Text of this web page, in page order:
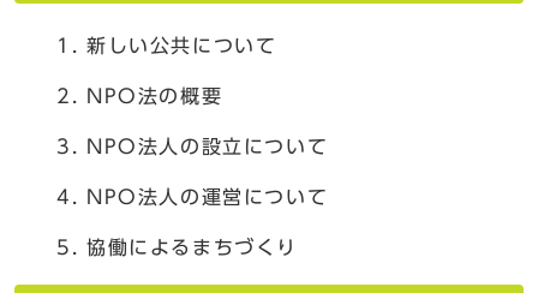
新しい公共について
NPO法の概要
NPO法人の設立について
NPO法人の運営について
協働によるまちづくり